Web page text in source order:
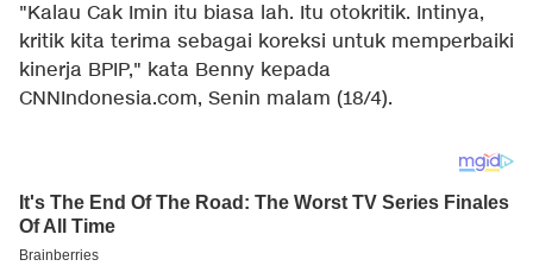
"Kalau Cak Imin itu biasa lah. Itu otokritik. Intinya,
kritik kita terima sebagai koreksi untuk memperbaiki
kinerja BPIP," kata Benny kepada
CNNIndonesia.com, Senin malam (18/4).